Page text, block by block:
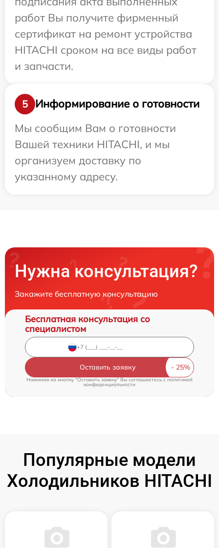
работ Вы получите фирменный
сертификат на ремонт устройства
HITACHI сроком на все виды работ
и запчасти.
5
Информирование о готовности
Мы сообщим Вам о готовности
Вашей техники HITACHI, и мы
организуем доставку по
указанному адресу.
Нужна консультация?
Закажите бесплатную консультацию
Бесплатная консультация со
специалистом
Оставить заявку
Нажимая на кнопку "Оставить заявку" Вы соглашаетесь cполитикой
конфиденциальности
Популярные модели
Холодильников HITACHI